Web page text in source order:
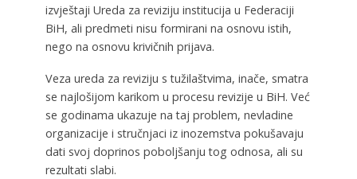
izvještaji Ureda za reviziju institucija u Federaciji
BiH, ali predmeti nisu formirani na osnovu istih,
nego na osnovu krivičnih prijava.
Veza ureda za reviziju s tužilaštvima, inače, smatra
se najlošijom karikom u procesu revizije u BiH. Već
se godinama ukazuje na taj problem, nevladine
organizacije i stručnjaci iz inozemstva pokušavaju
dati svoj doprinos poboljšanju tog odnosa, ali su
rezultati slabi.